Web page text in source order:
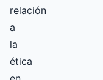
relación
a
la
ética